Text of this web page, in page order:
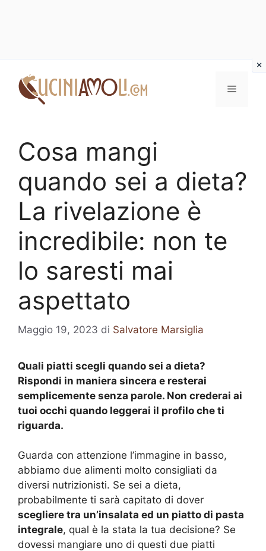
contenuto
Menu
Cosa mangi
quando sei a dieta?
La rivelazione è
incredibile: non te
lo saresti mai
aspettato
Maggio 19, 2023 di Salvatore Marsiglia
Quali piatti scegli quando sei a dieta?
Rispondi in maniera sincera e resterai
semplicemente senza parole. Non crederai ai
tuoi occhi quando leggerai il profilo che ti
riguarda.
Guarda con attenzione l’immagine in basso,
abbiamo due alimenti molto consigliati da
diversi nutrizionisti. Se sei a dieta,
probabilmente ti sarà capitato di dover
scegliere tra un’insalata ed un piatto di pasta
integrale, qual è la stata la tua decisione? Se
dovessi mangiare uno di questi due piatti